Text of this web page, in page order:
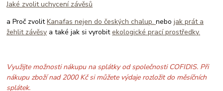
Jaké zvolit uchycení závěsů
a Proč zvolitKanafas nejen do českých chalup.nebojak prát a
žehlit závěsy a také jak si vyrobitekologické prací prostředky.
Využijte možnosti nákupu na splátky od společnosti COFIDIS. Při
nákupu zboží nad 2000 Kč si můžete výdaje rozložit do měsíčních
splátek.